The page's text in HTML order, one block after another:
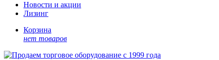
Новости и акции
Лизинг
Корзина
нет товаров